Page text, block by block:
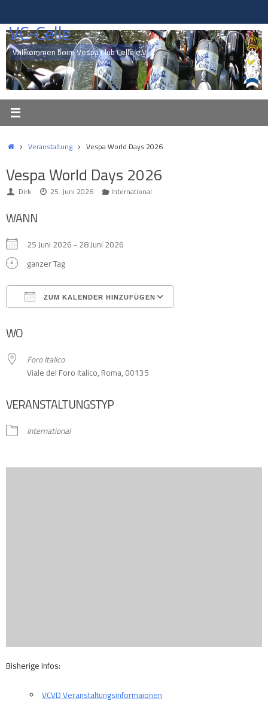
springen
VC-Celle
Willkommen beim Vespa Club Celle e.V.
StartVeranstaltung Vespa World Days 2026
Vespa World Days 2026
Dirk 25. Juni 2026 International
WANN
25 Juni 2026 - 28 Juni 2026
ganzer Tag
ZUM KALENDER HINZUFÜGEN
WO
Foro Italico
Viale del Foro Italico, Roma, 00135
VERANSTALTUNGSTYP
International
Bisherige Infos:
VCVD Veranstaltungsinformaionen